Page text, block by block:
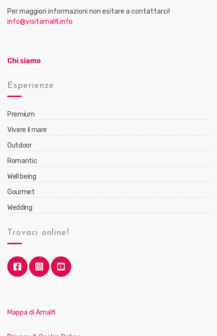
Per maggiori informazioni non esitare a contattarci!
info@visitamalfi.info
Chi siamo
Esperienze
Premium
Vivere il mare
Outdoor
Romantic
Well being
Gourmet
Wedding
Trovaci online!
Mappa di Amalfi